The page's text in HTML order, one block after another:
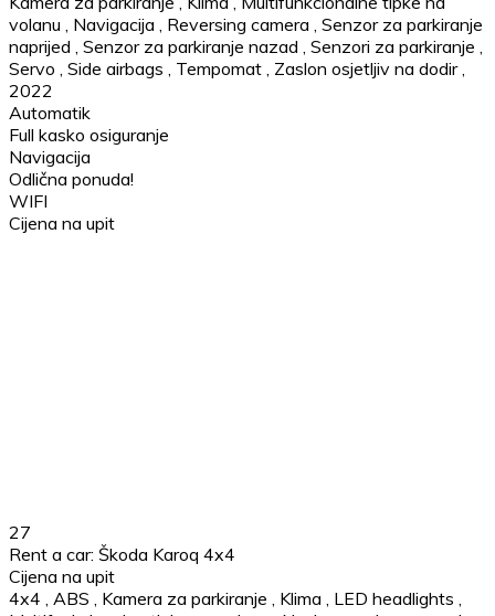
volanu
Navigacija Reversing camera Senzor za parkiranje
naprijed Senzor za parkiranje nazad Senzori za parkiranje
Servo Side airbags Tempomat Zaslon osjetljiv na dodir
2022
Automatik
Full kasko osiguranje
Navigacija
Odlična ponuda!
WIFI
Cijena na upit
27
Rent a car: Škoda Karoq 4x4
Cijena na upit
4x4
ABS Kamera za parkiranje Klima LED headlights